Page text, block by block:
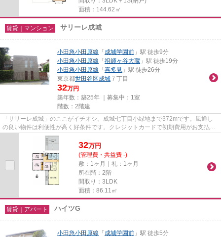
面積：144.62㎡
賃貸｜マンション サリーレ成城
小田急小田原線 「成城学園前 」駅 徒歩9分
小田急小田原線 「祖師ヶ谷大蔵 」駅 徒歩19分
小田急小田原線 「喜多見 」駅 徒歩26分
東京都世田谷区成城 ７丁目
32万円
築年数：築25年 ｜募集中： 1室
階数：2階建
「サリーレ成城」のここがイチオシ。成城七丁目小緑地まで372mです。風通し
の良い物件は利便性が高く好条件です。クレジットカードで初期費用がお支払い
いただけるので、決済の手間が...
32万円
(管理費・共益費 -)
敷：1ヶ月｜礼：1ヶ月
所在階：2階
間取り：3LDK
面積：86.11㎡
賃貸｜アパート ハイツG
小田急小田原線 「成城学園前 」駅 徒歩5分